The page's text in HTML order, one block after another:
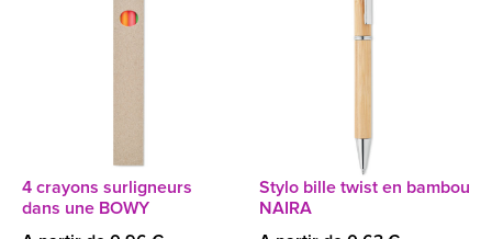
4 crayons surligneurs
dans une BOWY
Stylo bille twist en bambou
NAIRA